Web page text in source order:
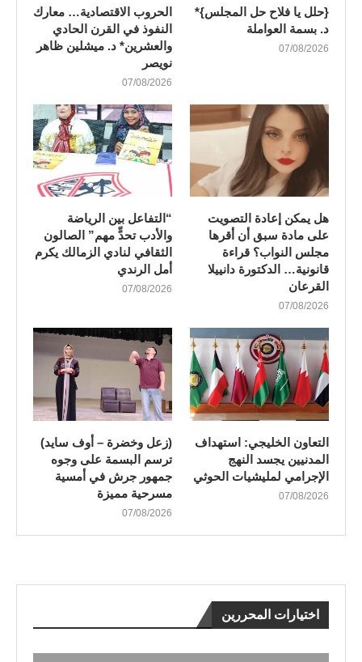
{حلل يا فلاح حل المجلس}*
د. بسمة العواملة
07/08/2026
الحروب الاقتصادية… معارك
النفوذ في القرن الحادي
والعشرين* د. ميشلين ظاهر
نويصر
07/08/2026
هل يمكن إعادة التصويت
على مادة سبق أن أقرها
مجلس النواب؟ قراءة
قانونية… الدكتورة دانييلا
القرعان
07/08/2026
“التفاعل بين الرياضة
والأدب تحدٍّ مهم” الصالون
الثقافي لنادي الزمالك يكرم
أمل الرندي
07/08/2026
التعاون الخليجي: استهداف
المدنيين يجسد النهج
الإجرامي لمليشيات الحوثي
07/08/2026
(زعل وخضرة – أوف سايد)
ترسم البسمة على وجوه
جمهور جرش في أمسية
مسرحية مميزة
07/08/2026
اختيارات المحررين